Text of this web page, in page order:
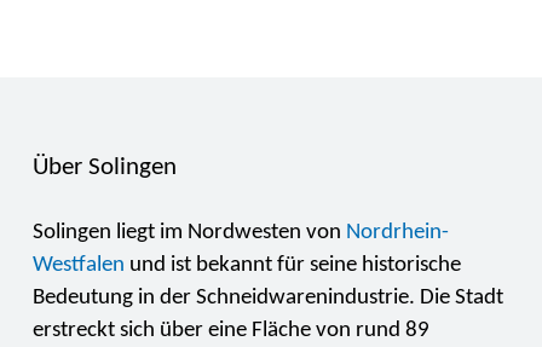
Über Solingen
Solingen liegt im Nordwesten von Nordrhein-
Westfalen und ist bekannt für seine historische
Bedeutung in der Schneidwarenindustrie. Die Stadt
erstreckt sich über eine Fläche von rund 89